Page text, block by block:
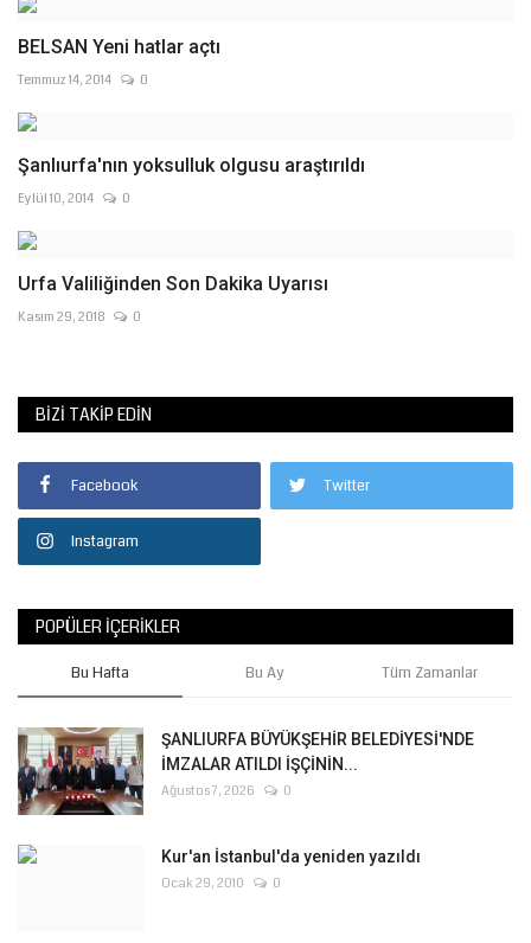
BELSAN Yeni hatlar açtı
Temmuz 14, 2014 0
Şanlıurfa'nın yoksulluk olgusu araştırıldı
Eylül 10, 2014 0
Urfa Valiliğinden Son Dakika Uyarısı
Kasım 29, 2018 0
BIZI TAKIP EDIN
Facebook Twitter
Instagram
POPÜLER İÇERIKLER
Bu Hafta Bu Ay Tüm Zamanlar
ŞANLIURFA BÜYÜKŞEHİR BELEDİYESİ'NDE
İMZALAR ATILDI İŞÇİNİN...
Ağustos 7, 2026 0
Kur'an İstanbul'da yeniden yazıldı
Ocak 29, 2010 0